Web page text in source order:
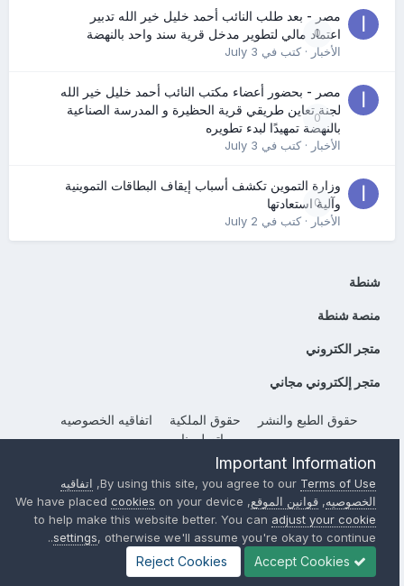
0
مصر - بعد طلب النائب أحمد خليل خير الله تدبير
اعتماد مالي لتطوير مدخل قرية سند واحد بالنهضة
الأخبار· كتب في July 3
0
مصر - بحضور أعضاء مكتب النائب أحمد خليل خير الله
لجنة تعاين طريقي قرية الحظيرة و المدرسة الصناعية
بالنهضة تمهيدًا لبدء تطويره
الأخبار· كتب في July 3
0
وزارة التموين تكشف أسباب إيقاف البطاقات التموينية
وآلية استعادتها
الأخبار· كتب في July 2
شنطة
منصة شنطة
متجر الكتروني
متجر إلكتروني مجاني
حقوق الطبع والنشر حقوق الملكية
اتفاقيه الخصوصيه
إتصل بنا
Powered by Invision CommunityImportant Information
By using this site, you agree to ourTerms of Use
, اتفاقيه
الخصوصيه, قوانين الموقع, We have placed
cookies on your device
to help make this website better. You canadjust your cookie
settings , otherwise we'll assume you're okay to continue..
Accept Cookies